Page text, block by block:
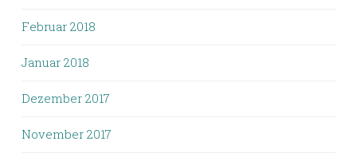
Februar 2018
Januar 2018
Dezember 2017
November 2017